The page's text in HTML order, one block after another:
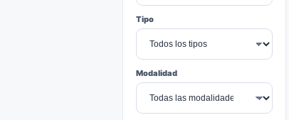
Tipo
Modalidad